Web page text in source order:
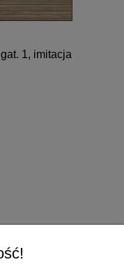
1, imitacja